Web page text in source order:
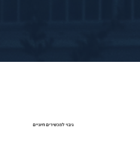
גיבוי למכשירים חיוניים